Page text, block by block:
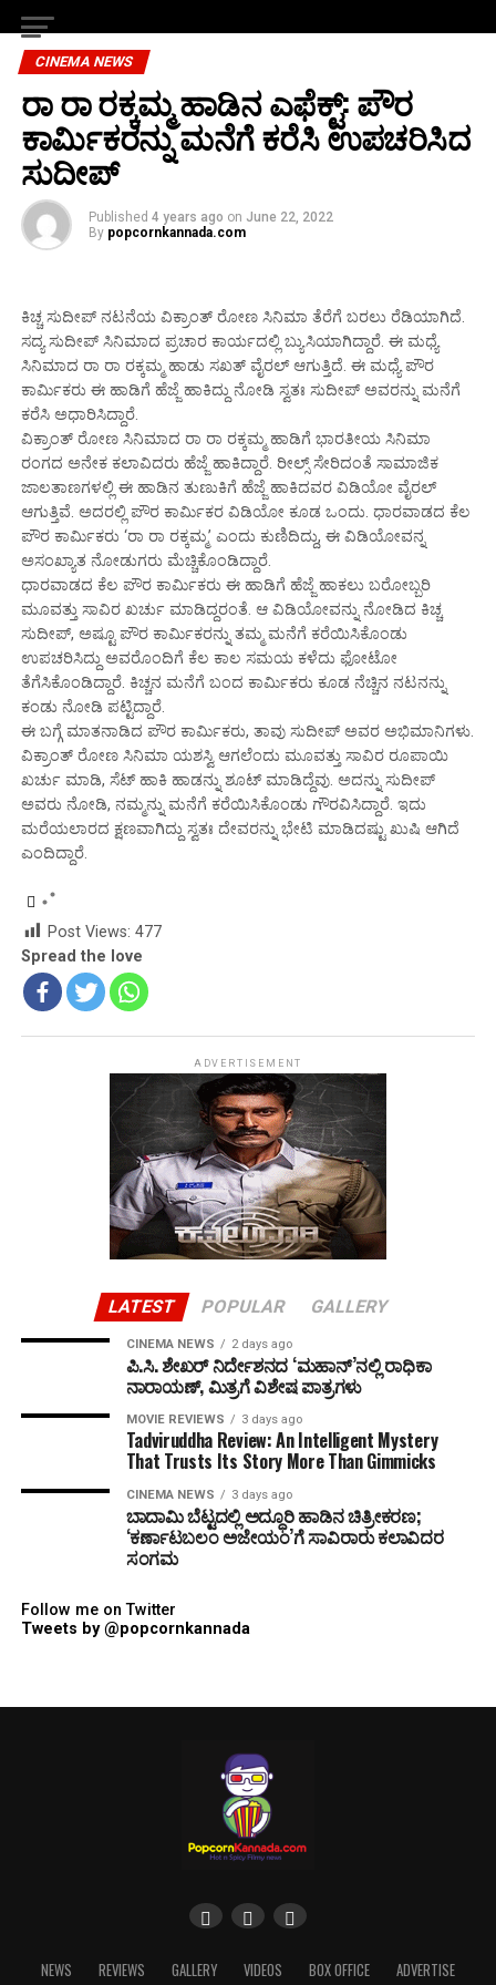
CINEMA NEWS
ರಾ ರಾ ರಕ್ಕಮ್ಮ ಹಾಡಿನ ಎಫೆಕ್ಟ್: ಪೌರ
ಕಾರ್ಮಿಕರನ್ನು ಮನೆಗೆ ಕರೆಸಿ ಉಪಚರಿಸಿದ
ಸುದೀಪ್
Published 4 years ago on June 22, 2022
By popcornkannada.com
ಕಿಚ್ಚ ಸುದೀಪ್ ನಟನೆಯ ವಿಕ್ರಾಂತ್ ರೋಣ ಸಿನಿಮಾ ತೆರೆಗೆ ಬರಲು ರೆಡಿಯಾಗಿದೆ.
ಸದ್ಯ ಸುದೀಪ್ ಸಿನಿಮಾದ ಪ್ರಚಾರ ಕಾರ್ಯದಲ್ಲಿ ಬ್ಯುಸಿಯಾಗಿದ್ದಾರೆ. ಈ ಮಧ್ಯೆ
ಸಿನಿಮಾದ ರಾ ರಾ ರಕ್ಕಮ್ಮ ಹಾಡು ಸಖತ್ ವೈರಲ್ ಆಗುತ್ತಿದೆ. ಈ ಮಧ್ಯೆ ಪೌರ
ಕಾರ್ಮಿಕರು ಈ ಹಾಡಿಗೆ ಹೆಜ್ಜೆ ಹಾಕಿದ್ದು ನೋಡಿ ಸ್ವತಃ ಸುದೀಪ್ ಅವರನ್ನು ಮನೆಗೆ
ಕರೆಸಿ ಅಧಾರಿಸಿದ್ದಾರೆ.
ವಿಕ್ರಾಂತ್ ರೋಣ ಸಿನಿಮಾದ ರಾ ರಾ ರಕ್ಕಮ್ಮ ಹಾಡಿಗೆ ಭಾರತೀಯ ಸಿನಿಮಾ
ರಂಗದ ಅನೇಕ ಕಲಾವಿದರು ಹೆಜ್ಜೆ ಹಾಕಿದ್ದಾರೆ. ರೀಲ್ಸ್ ಸೇರಿದಂತೆ ಸಾಮಾಜಿಕ
ಜಾಲತಾಣಗಳಲ್ಲಿ ಈ ಹಾಡಿನ ತುಣುಕಿಗೆ ಹೆಜ್ಜೆ ಹಾಕಿದವರ ವಿಡಿಯೋ ವೈರಲ್
ಆಗುತ್ತಿವೆ. ಅದರಲ್ಲಿ ಪೌರ ಕಾರ್ಮಿಕರ ವಿಡಿಯೋ ಕೂಡ ಒಂದು. ಧಾರವಾಡದ ಕೆಲ
ಪೌರ ಕಾರ್ಮಿಕರು ‘ರಾ ರಾ ರಕ್ಕಮ್ಮ’ ಎಂದು ಕುಣಿದಿದ್ದು, ಈ ವಿಡಿಯೋವನ್ನ
ಅಸಂಖ್ಯಾತ ನೋಡುಗರು ಮೆಚ್ಚಿಕೊಂಡಿದ್ದಾರೆ.
ಧಾರವಾಡದ ಕೆಲ ಪೌರ ಕಾರ್ಮಿಕರು ಈ ಹಾಡಿಗೆ ಹೆಜ್ಜೆ ಹಾಕಲು ಬರೋಬ್ಬರಿ
ಮೂವತ್ತು ಸಾವಿರ ಖರ್ಚು ಮಾಡಿದ್ದರಂತೆ. ಆ ವಿಡಿಯೋವನ್ನು ನೋಡಿದ ಕಿಚ್ಚ
ಸುದೀಪ್, ಅಷ್ಟೂ ಪೌರ ಕಾರ್ಮಿಕರನ್ನು ತಮ್ಮ ಮನೆಗೆ ಕರೆಯಿಸಿಕೊಂಡು
ಉಪಚರಿಸಿದ್ದು ಅವರೊಂದಿಗೆ ಕೆಲ ಕಾಲ ಸಮಯ ಕಳೆದು ಫೋಟೋ
ತೆಗೆಸಿಕೊಂಡಿದ್ದಾರೆ. ಕಿಚ್ಚನ ಮನೆಗೆ ಬಂದ ಕಾರ್ಮಿಕರು ಕೂಡ ನೆಚ್ಚಿನ ನಟನನ್ನು
ಕಂಡು ನೋಡಿ ಪಟ್ಟಿದ್ದಾರೆ.
ಈ ಬಗ್ಗೆ ಮಾತನಾಡಿದ ಪೌರ ಕಾರ್ಮಿಕರು, ತಾವು ಸುದೀಪ್ ಅವರ ಅಭಿಮಾನಿಗಳು.
ವಿಕ್ರಾಂತ್ ರೋಣ ಸಿನಿಮಾ ಯಶಸ್ವಿ ಆಗಲೆಂದು ಮೂವತ್ತು ಸಾವಿರ ರೂಪಾಯಿ
ಖರ್ಚು ಮಾಡಿ, ಸೆಟ್ ಹಾಕಿ ಹಾಡನ್ನು ಶೂಟ್ ಮಾಡಿದ್ದೆವು. ಅದನ್ನು ಸುದೀಪ್
ಅವರು ನೋಡಿ, ನಮ್ಮನ್ನು ಮನೆಗೆ ಕರೆಯಿಸಿಕೊಂಡು ಗೌರವಿಸಿದ್ದಾರೆ. ಇದು
ಮರೆಯಲಾರದ ಕ್ಷಣವಾಗಿದ್ದು ಸ್ವತಃ ದೇವರನ್ನು ಭೇಟಿ ಮಾಡಿದಷ್ಟು ಖುಷಿ ಆಗಿದೆ
ಎಂದಿದ್ದಾರೆ.
Post Views: 477
Spread the love
ADVERTISEMENT
LATEST POPULAR GALLERY
CINEMA NEWS 2 days ago
ಪಿ.ಸಿ. ಶೇಖರ್ ನಿರ್ದೇಶನದ ‘ಮಹಾನ್’ನಲ್ಲಿ ರಾಧಿಕಾ
ನಾರಾಯಣ್, ಮಿತ್ರಗೆ ವಿಶೇಷ ಪಾತ್ರಗಳು
MOVIE REVIEWS 3 days ago
Tadviruddha Review: An Intelligent Mystery
That Trusts Its Story More Than Gimmicks
CINEMA NEWS 3 days ago
ಬಾದಾಮಿ ಬೆಟ್ಟದಲ್ಲಿ ಅದ್ಧೂರಿ ಹಾಡಿನ ಚಿತ್ರೀಕರಣ;
‘ಕರ್ಣಾಟಬಲಂ ಅಜೇಯಂ’ಗೆ ಸಾವಿರಾರು ಕಲಾವಿದರ
ಸಂಗಮ
Follow me on Twitter
Tweets by @popcornkannada
NEWS REVIEWS GALLERY VIDEOS BOX OFFICE ADVERTISE